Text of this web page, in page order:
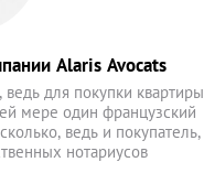
Alaris Avocats
для покупки квартиры
мере один французский
ведь и покупатель,
нотариусов